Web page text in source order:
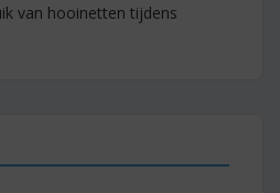
van hooinetten tijdens